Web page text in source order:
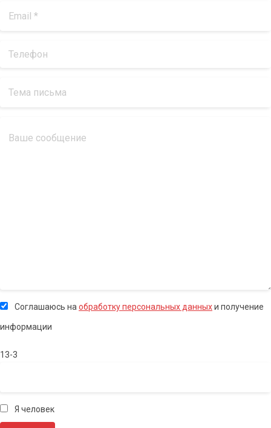
Соглашаюсь на обработку персональных данныхи получение
информации
13-3
Я человек